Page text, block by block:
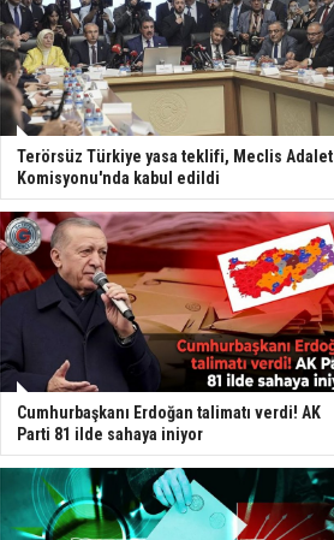
Terörsüz Türkiye yasa teklifi, Meclis Adalet
Komisyonu'nda kabul edildi
Cumhurbaşkanı Erdoğan talimatı verdi! AK
Parti 81 ilde sahaya iniyor